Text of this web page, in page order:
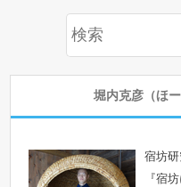
堀内克彦（ほ
宿坊
『宿